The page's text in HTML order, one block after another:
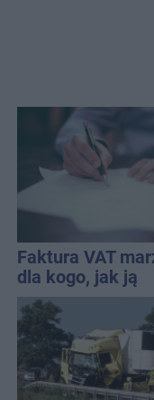
Faktura VAT
dla kogo, jak ją
wystawić i jak